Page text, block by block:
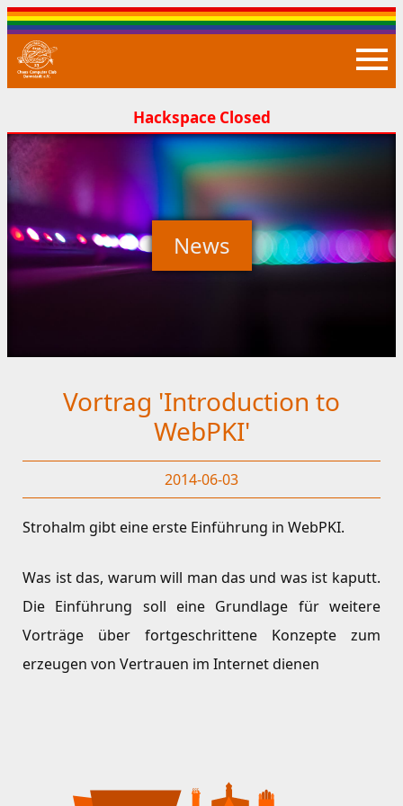
Closed
News
Vortrag 'Introduction to
WebPKI'
2014-06-03
Strohalm gibt eine erste Einführung in WebPKI.
Was ist das, warum will man das und was ist kaputt.
Die Einführung soll eine Grundlage für weitere
Vorträge über fortgeschrittene Konzepte zum
erzeugen von Vertrauen im Internet dienen